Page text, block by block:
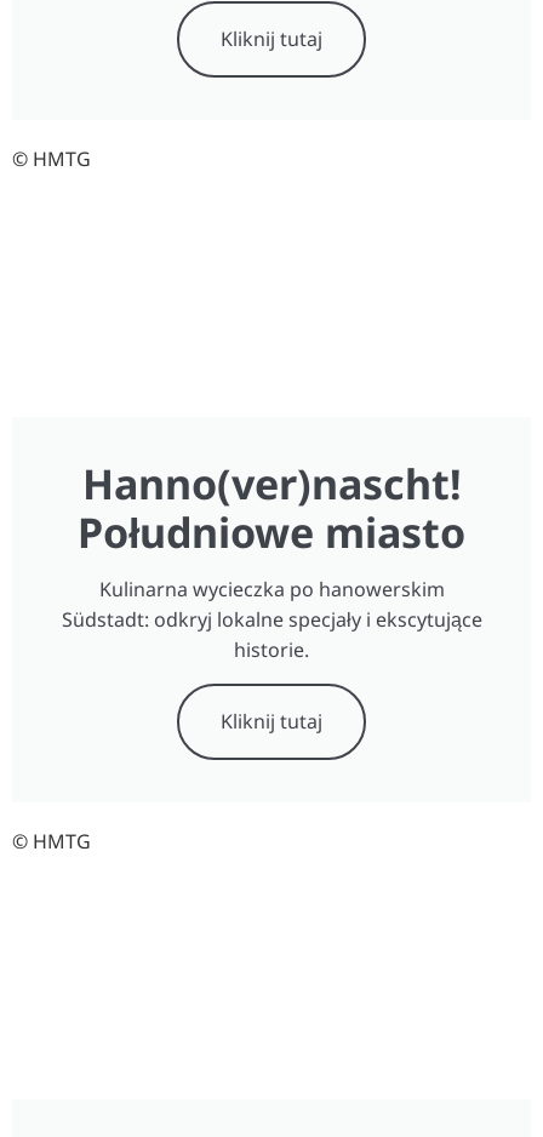
Kliknij tutaj
© HMTG
Hanno(ver)nascht!
Południowe miasto
Kulinarna wycieczka po hanowerskim
Südstadt: odkryj lokalne specjały i ekscytujące
historie.
Kliknij tutaj
© HMTG